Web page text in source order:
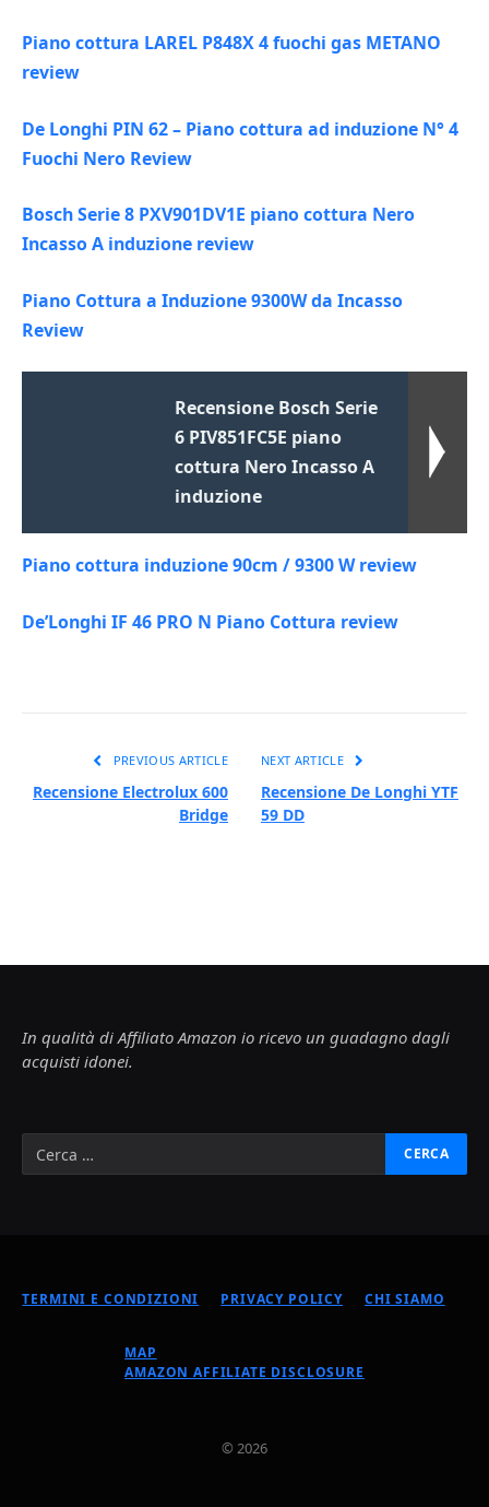
Piano cottura LAREL P848X 4 fuochi gas METANO
review
De Longhi PIN 62 – Piano cottura ad induzione N° 4
Fuochi Nero Review
Bosch Serie 8 PXV901DV1E piano cottura Nero
Incasso A induzione review
Piano Cottura a Induzione 9300W da Incasso
Review
Recensione Bosch Serie
6 PIV851FC5E piano
cottura Nero Incasso A
induzione
Piano cottura induzione 90cm / 9300 W review
De’Longhi IF 46 PRO N Piano Cottura review
PREVIOUS ARTICLE
Recensione Electrolux 600
Bridge
NEXT ARTICLE
Recensione De Longhi YTF
59 DD
In qualità di Affiliato Amazon io ricevo un guadagno dagli
acquisti idonei.
TERMINI E CONDIZIONI PRIVACY POLICY CHI SIAMO
MAP
AMAZON AFFILIATE DISCLOSURE
© 2026